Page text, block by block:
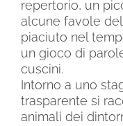
repertorio, un
alcune favole
piaciuto nel
un gioco di
cuscini.
Intorno a uno
trasparente si
animali dei